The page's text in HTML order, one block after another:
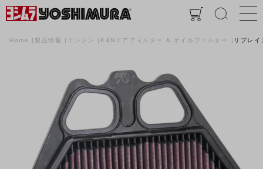
Home 製品情報 エンジン K&Nエアフィルター & オイルフィルター リプレ